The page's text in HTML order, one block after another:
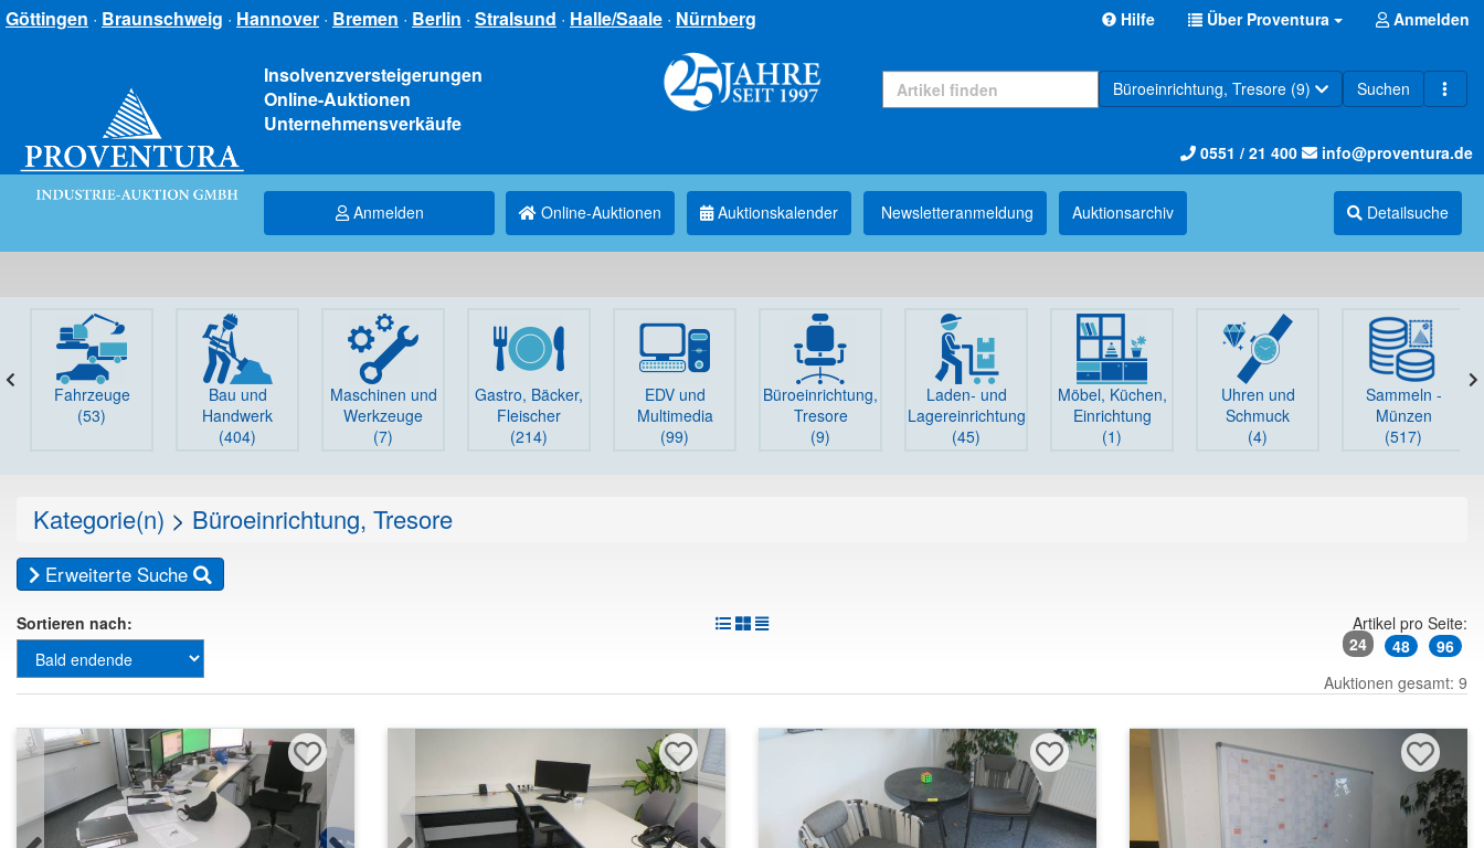
Göttingen · Braunschweig · Hannover · Bremen · Berlin · Stralsund · Halle/Saale · Nürnberg Hilfe Über Proventura Anmelden
Insolvenzversteigerungen
Online-Auktionen
Unternehmensverkäufe
Büroeinrichtung, Tresore (9) Suchen
0551 / 21 400 info@proventura.de
Anmelden Online-Auktionen Auktionskalender Newsletter­anmeldung Auktions­archiv Detailsuche
Fahrzeuge
(53)
Bau und
Handwerk
(404)
Maschinen und
Werkzeuge
(7)
Gastro, Bäcker,
Fleischer
(214)
EDV und
Multimedia
(99)
Büro­einrichtung,
Tresore
(9)
Laden- und
Lager­einrichtung
(45)
Möbel, Küchen,
Einrichtung
(1)
Uhren und
Schmuck
(4)
Sammeln -
Münzen
(517)
Kategorie(n) > Büroeinrichtung, Tresore
Erweiterte Suche
Sortieren nach:
Artikel pro Seite:
24
48
96
Auktionen gesamt: 9